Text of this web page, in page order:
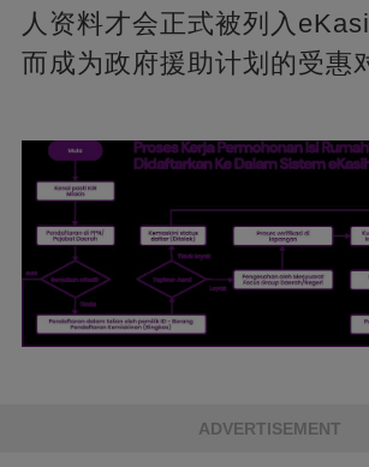
人资料才会正式被列入
而成为政府援助计划的受惠
ADVERTISEMENT